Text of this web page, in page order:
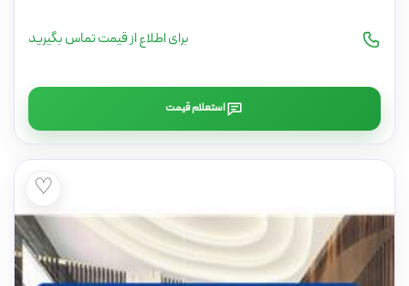
برای اطلاع از قیمت تماس بگیرید
استعلام قیمت
♡